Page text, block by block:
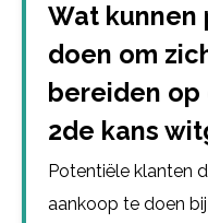
Wat
doen om
bereiden op
2de kans
Potentiële klanten
aankoop te doen